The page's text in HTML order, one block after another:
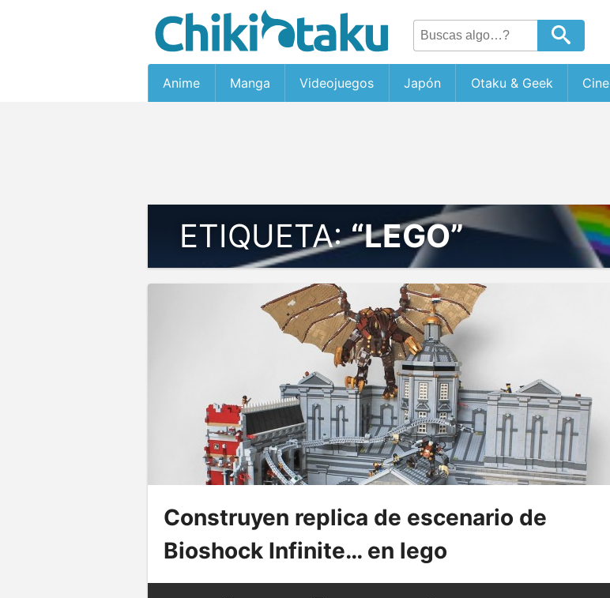
Anime Manga Videojuegos Japón Otaku & Geek Cine
ETIQUETA:“LEGO”
Construyen replica de escenario de
Bioshock Infinite… en lego